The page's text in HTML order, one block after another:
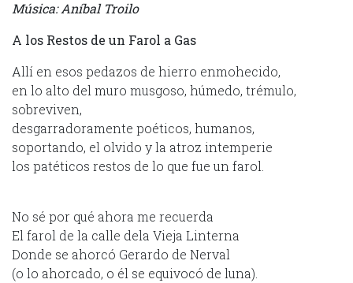
Música: Aníbal Troilo
A los Restos de un Farol a Gas
Allí en esos pedazos de hierro enmohecido,
en lo alto del muro musgoso, húmedo, trémulo,
sobreviven,
desgarradoramente poéticos, humanos,
soportando, el olvido y la atroz intemperie
los patéticos restos de lo que fue un farol.
No sé por qué ahora me recuerda
El farol de la calle dela Vieja Linterna
Donde se ahorcó Gerardo de Nerval
(o lo ahorcado, o él se equivocó de luna).